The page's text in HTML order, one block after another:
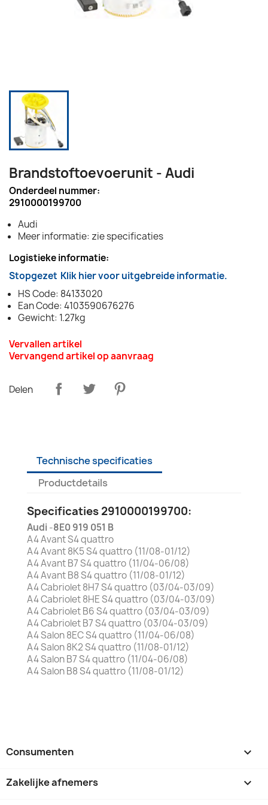
Brandstoftoevoerunit - Audi
Onderdeel nummer:
2910000199700
Audi
Meer informatie: zie specificaties
Logistieke informatie:
Stopgezet Klik hier voor uitgebreide informatie.
HS Code: 84133020
Ean Code: 4103590676276
Gewicht: 1.27kg
Vervallen artikel
Vervangend artikel op aanvraag
Delen
Technische specificaties
Productdetails
Specificaties 2910000199700:
Audi -8E0 919 051 B
A4 Avant S4 quattro
A4 Avant 8K5 S4 quattro (11/08-01/12)
A4 Avant B7 S4 quattro (11/04-06/08)
A4 Avant B8 S4 quattro (11/08-01/12)
A4 Cabriolet 8H7 S4 quattro (03/04-03/09)
A4 Cabriolet 8HE S4 quattro (03/04-03/09)
A4 Cabriolet B6 S4 quattro (03/04-03/09)
A4 Cabriolet B7 S4 quattro (03/04-03/09)
A4 Salon 8EC S4 quattro (11/04-06/08)
A4 Salon 8K2 S4 quattro (11/08-01/12)
A4 Salon B7 S4 quattro (11/04-06/08)
A4 Salon B8 S4 quattro (11/08-01/12)
Consumenten 
Zakelijke afnemers 